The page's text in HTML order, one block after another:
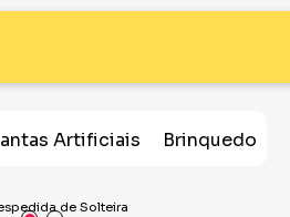
Artificiais Brinquedos
de Solteira